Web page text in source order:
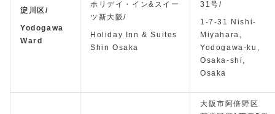
淀川区/
Yodogawa
Ward
ホリデイ・イン&スイー
ツ新大阪/
Holiday Inn & Suites
Shin Osaka
31号/
1-7-31 Nishi-
Miyahara,
Yodogawa-ku,
Osaka-shi,
Osaka
大阪市阿倍野区